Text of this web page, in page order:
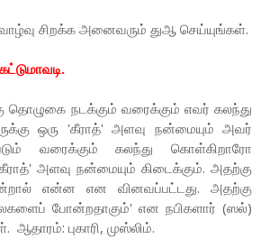
சிறக்க அனைவரும் துஆ செய்யுங்கள்.
தொழுகை நடக்கும் வரைக்கும் எவர் கலந்து
ஒரு 'கீராத்' அளவு நன்மையும் அவர்
வரைக்கும் கலந்து கொள்கிறாரோ
அளவு நன்மையும் கிடைக்கும். அதற்கு
என்ன என வினவப்பட்டது. அதற்கு
போன்றதாகும்' என நபிகளார் (ஸல்)
புகாரி, முஸ்லிம்.